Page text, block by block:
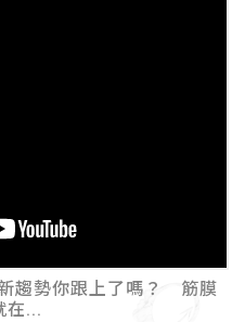
趨勢你跟上了嗎？ 筋膜
在...